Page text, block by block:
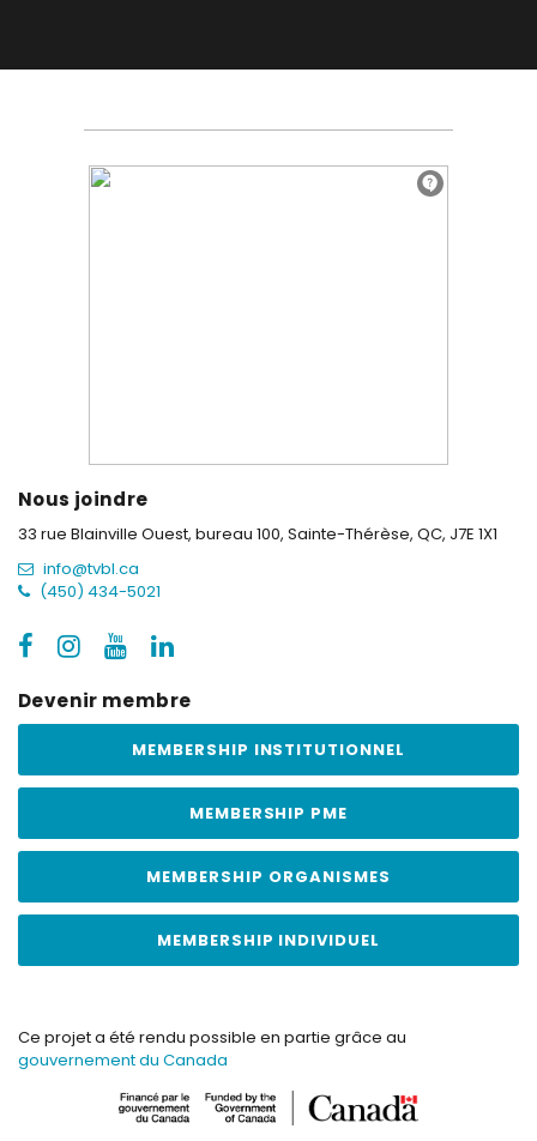
Nous joindre
33 rue Blainville Ouest, bureau 100, Sainte-Thérèse, QC, J7E 1X1
info@tvbl.ca
(450) 434-5021
Devenir membre
MEMBERSHIP INSTITUTIONNEL
MEMBERSHIP PME
MEMBERSHIP ORGANISMES
MEMBERSHIP INDIVIDUEL
Ce projet a été rendu possible en partie grâce au
gouvernement du Canada